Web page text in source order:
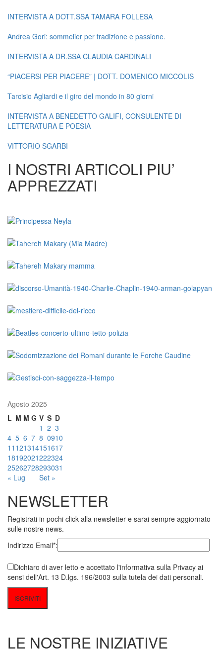
INTERVISTA A DOTT.SSA TAMARA FOLLESA
Andrea Gori: sommelier per tradizione e passione.
INTERVISTA A DR.SSA CLAUDIA CARDINALI
“PIACERSI PER PIACERE” | DOTT. DOMENICO MICCOLIS
Tarcisio Agliardi e il giro del mondo in 80 giorni
INTERVISTA A BENEDETTO GALIFI, CONSULENTE DI
LETTERATURA E POESIA
VITTORIO SGARBI
I NOSTRI ARTICOLI PIU’
APPREZZATI
Agosto 2025
L M M G V S D
« Lug Set »
1 2 3
4 5 6 7 8 0910
11 121314151617
18192021222324
25262728293031
NEWSLETTER
Registrati in pochi click alla newsletter e sarai sempre aggiornato
sulle nostre news.
Indirizzo Email*:
Dichiaro di aver letto e accettato l'informativa sulla Privacy ai
sensi dell'Art. 13 D.lgs. 196/2003 sulla tutela dei dati personali.
LE NOSTRE INIZIATIVE